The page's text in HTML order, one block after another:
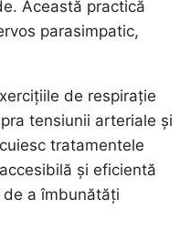
Această practică
parasimpatic,
de respirație
tensiunii arteriale și
tratamentele
și eficientă
a îmbunătăți